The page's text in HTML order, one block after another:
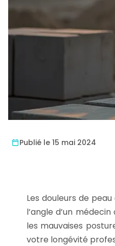
Publié le 15 mai 2024
Les douleurs de
l’angle d’un
les mauvaises
votre longévité